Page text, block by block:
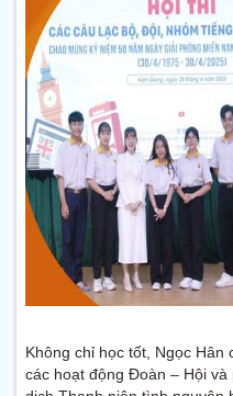
Không chỉ học tốt, Ngọc
các hoạt động Đoàn – Hội